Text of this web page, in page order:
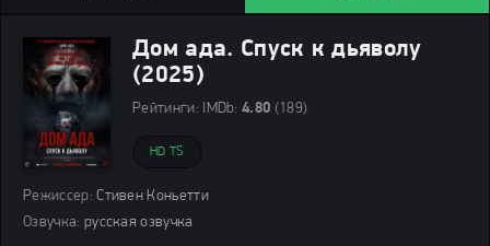
Дом ада. Спуск к дьяволу
(2025)
Рейтинги: IMDb:4.80 (189)
HD TS
Режиссер: Стивен Коньетти
Озвучка: русская озвучка